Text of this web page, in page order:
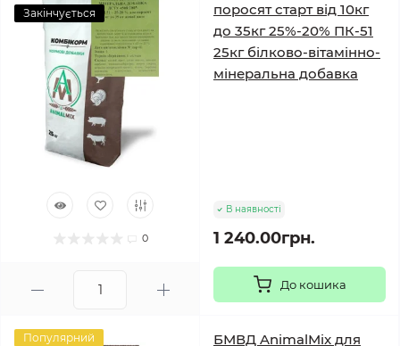
Закінчується
0
поросят старт від 10кг
до 35кг 25%-20% ПК-51
25кг білково-вітамінно-
мінеральна добавка
В наявності
1 240.00грн.
До кошика
Популярний
БМВД AnimalMix для